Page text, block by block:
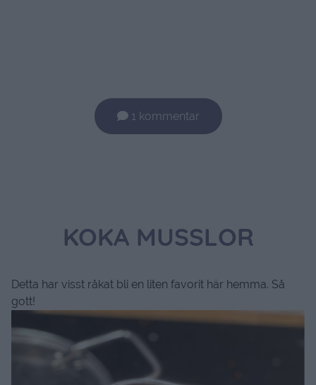
1 kommentar
KOKA MUSSLOR
Detta har visst råkat bli en liten favorit här hemma. Så
gott!